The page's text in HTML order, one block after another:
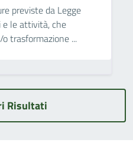
previste da Legge
le attività, che
trasformazione ...
Risultati